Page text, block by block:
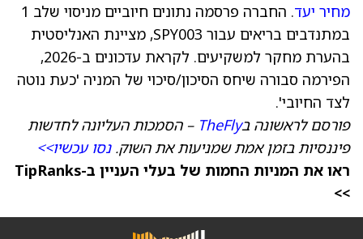
מחיר יעד
. החברה פרסמה נתונים חיוביים מניסוי שלב 1
במתנדבים בריאים עבור SPY003, מציינת האנליסטית
בהערת מחקר למשקיעים. לקראת עדכונים ב-2026,
הפירמה סבורה שיחס הסיכון/סיכוי של המניה 'כעת נוטה
לצד החיובי'.
פורסם לראשונה בTheFly – הסמכות העליונה לחדשות
פיננסיות בזמן אמת שמניעות את השוק.נסו עכשיו>>
ראו את המניות החמות של בעלי העניין ב-TipRanks
>>